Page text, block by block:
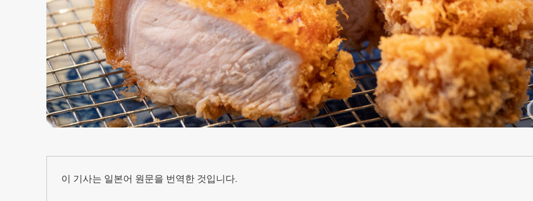
이 기사는 일본어 원문을 번역한 것입니다.